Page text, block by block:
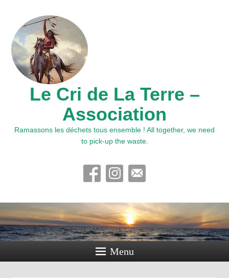
Le Cri de La Terre –
Association
Ramassons les déchets tous ensemble ! All together, we need
to pick-up the waste.
Menu